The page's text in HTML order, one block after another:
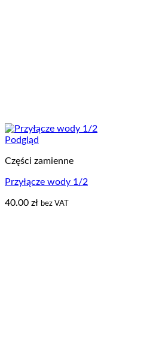
Podgląd
Części zamienne
Przyłącze wody 1/2
40.00 zł bez VAT